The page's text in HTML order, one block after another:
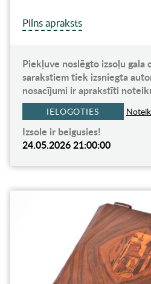
Pilns apraksts
Piekļuve noslēgto izsoļu gala
sarakstiem tiek izsniegta
nosacījumi ir aprakstīti
IELOGOTIES
Izsole ir beigusies!
24.05.2026 21:00:00